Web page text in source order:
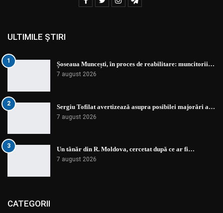
ULTIMILE ȘTIRI
1 Șoseaua Muncești, în proces de reabilitare: muncitorii…
7 august 2026
2 Sergiu Tofilat avertizează asupra posibilei majorări a…
7 august 2026
3 Un tânăr din R. Moldova, cercetat după ce ar fi…
7 august 2026
CATEGORII